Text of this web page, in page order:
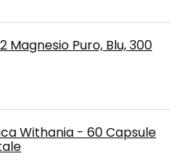
Magnesio Puro, Blu, 300
Withania - 60 Capsule